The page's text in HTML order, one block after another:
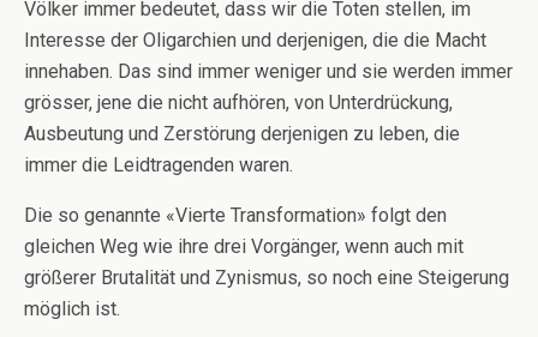
Völker immer bedeutet, dass wir die Toten stellen, im
Interesse der Oligarchien und derjenigen, die die Macht
innehaben. Das sind immer weniger und sie werden immer
grösser, jene die nicht aufhören, von Unterdrückung,
Ausbeutung und Zerstörung derjenigen zu leben, die
immer die Leidtragenden waren.
Die so genannte «Vierte Transformation» folgt den
gleichen Weg wie ihre drei Vorgänger, wenn auch mit
größerer Brutalität und Zynismus, so noch eine Steigerung
möglich ist.